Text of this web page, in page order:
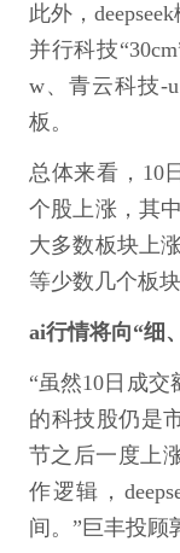
此外，
并行科技
w、青云科技-
板。
总体来看，10
个股上涨，其
大多数板块上
等少数几个板块
ai行情将向“细
“虽然10日成交
的科技股仍是
节之后一度上
作逻辑，
间。”巨丰投顾